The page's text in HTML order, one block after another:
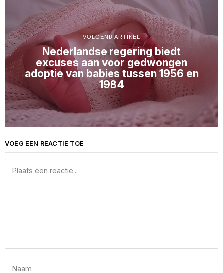
VOLGEND ARTIKEL
Nederlandse regering biedt
excuses aan voor gedwongen
adoptie van babies tussen 1956 en
1984
VOEG EEN REACTIE TOE